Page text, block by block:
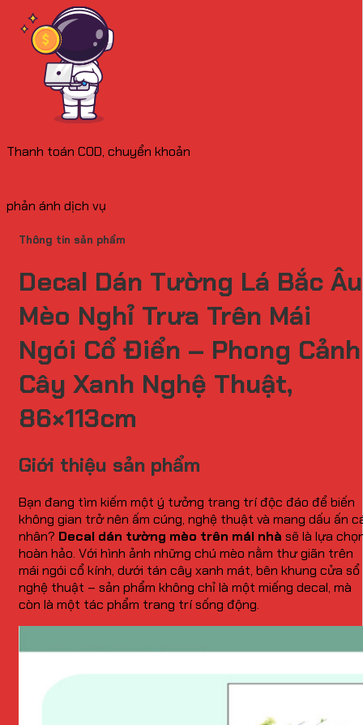
Thanh toán COD, chuyển khoản
phản ánh dịch vụ
Thông tin sản phẩm
Decal Dán Tường Lá Bắc Âu
Mèo Nghỉ Trưa Trên Mái
Ngói Cổ Điển – Phong Cảnh
Cây Xanh Nghệ Thuật,
86×113cm
Giới thiệu sản phẩm
Bạn đang tìm kiếm một ý tưởng trang trí độc đáo để biến
không gian trở nên ấm cúng, nghệ thuật và mang dấu ấn
nhân? Decal dán tường mèo trên mái nhà sẽ là lựa
hoàn hảo. Với hình ảnh những chú mèo nằm thư giãn trên
mái ngói cổ kính, dưới tán cây xanh mát, bên khung cửa sổ
nghệ thuật – sản phẩm không chỉ là một miếng decal, mà
còn là một tác phẩm trang trí sống động.